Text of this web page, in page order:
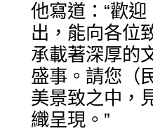
他寫道：“歡
出，能向各位
承載著深厚的
盛事。請您（
美景致之中，
織呈現。”